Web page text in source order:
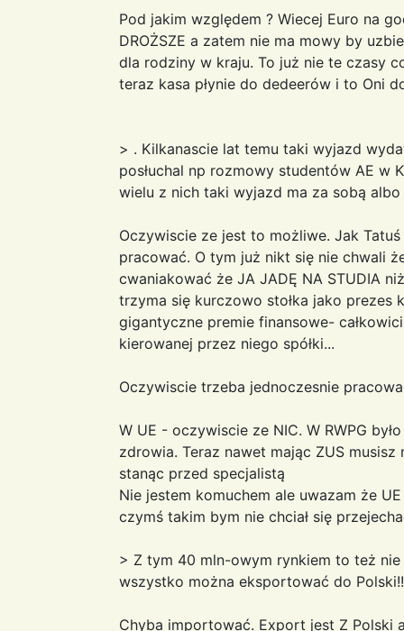
Pod jakim względem ? Wiecej Euro na
DROŻSZE a zatem nie ma mowy by
dla rodziny w kraju. To już nie te czasy
teraz kasa płynie do dedeerów i to Oni
> . Kilkanascie lat temu taki wyjazd
posłuchal np rozmowy studentów AE w
wielu z nich taki wyjazd ma za sobą
Oczywiscie ze jest to możliwe. Jak
pracować. O tym już nikt się nie chwali
cwaniakować że JA JADĘ NA STUDIA
trzyma się kurczowo stołka jako prezes
gigantyczne premie finansowe-
kierowanej przez niego spółki...
Oczywiscie trzeba jednoczesnie
W UE - oczywiscie ze NIC. W RWPG
zdrowia. Teraz nawet mając ZUS
stanąc przed specjalistą
Nie jestem komuchem ale uwazam że
czymś takim bym nie chciał się
> Z tym 40 mln-owym rynkiem to też
wszystko można eksportować do
Chyba importować. Export jest Z Polski